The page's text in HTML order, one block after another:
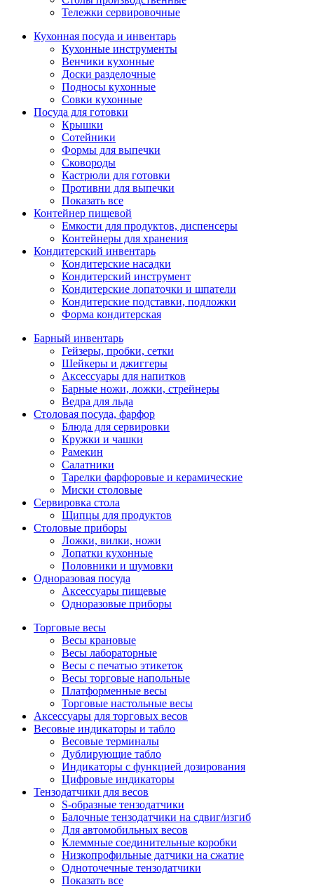
Тележки сервировочные
Кухонная посуда и инвентарь
Кухонные инструменты
Венчики кухонные
Доски разделочные
Подносы кухонные
Совки кухонные
Посуда для готовки
Крышки
Сотейники
Формы для выпечки
Сковороды
Кастрюли для готовки
Противни для выпечки
Показать все
Контейнер пищевой
Емкости для продуктов, диспенсеры
Контейнеры для хранения
Кондитерский инвентарь
Кондитерские насадки
Кондитерский инструмент
Кондитерские лопаточки и шпатели
Кондитерские подставки, подложки
Форма кондитерская
Барный инвентарь
Гейзеры, пробки, сетки
Шейкеры и джиггеры
Аксессуары для напитков
Барные ножи, ложки, стрейнеры
Ведра для льда
Столовая посуда, фарфор
Блюда для сервировки
Кружки и чашки
Рамекин
Салатники
Тарелки фарфоровые и керамические
Миски столовые
Сервировка стола
Щипцы для продуктов
Столовые приборы
Ложки, вилки, ножи
Лопатки кухонные
Половники и шумовки
Одноразовая посуда
Аксессуары пищевые
Одноразовые приборы
Торговые весы
Весы крановые
Весы лабораторные
Весы с печатью этикеток
Весы торговые напольные
Платформенные весы
Торговые настольные весы
Аксессуары для торговых весов
Весовые индикаторы и табло
Весовые терминалы
Дублирующие табло
Индикаторы с функцией дозирования
Цифровые индикаторы
Тензодатчики для весов
S-образные тензодатчики
Балочные тензодатчики на сдвиг/изгиб
Для автомобильных весов
Клеммные соединительные коробки
Низкопрофильные датчики на сжатие
Одноточечные тензодатчики
Показать все